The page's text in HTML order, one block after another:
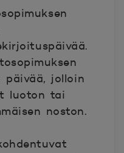
päivää, jolloin
luoton tai
noston.